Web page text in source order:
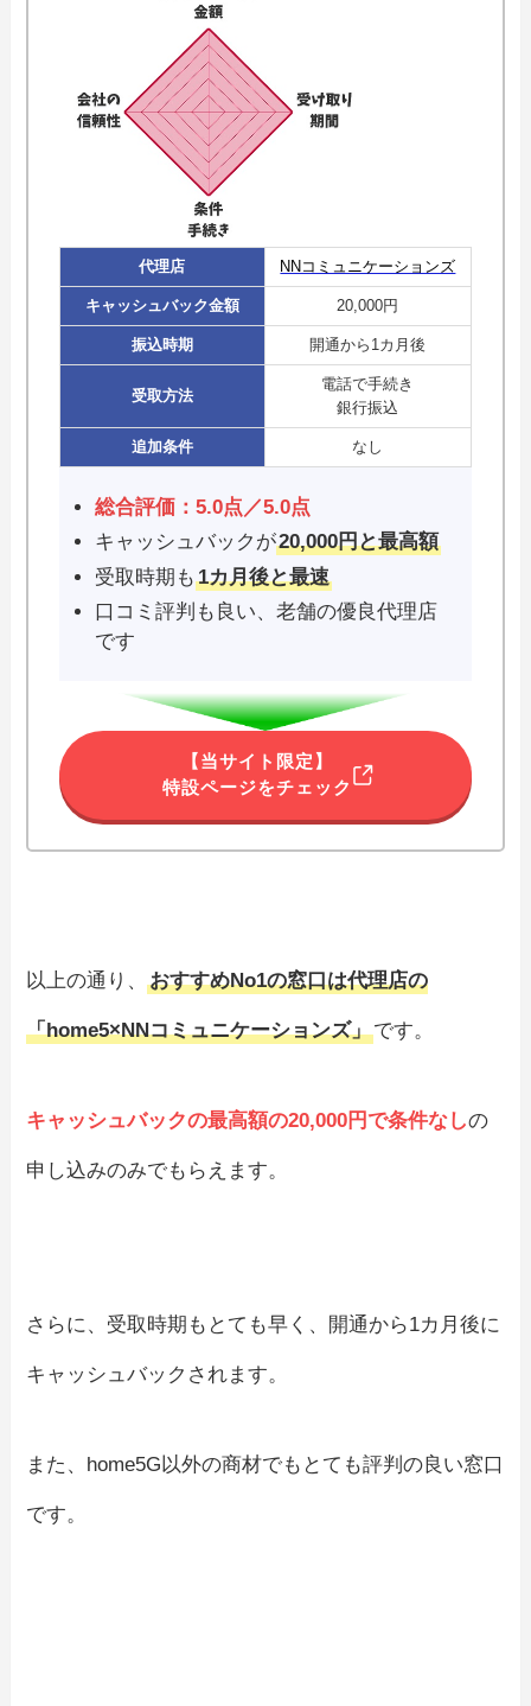
代理店 NNコミュニケーションズ
キャッシュバック金額 20,000円
振込時期 開通から1カ月後
受取方法
電話で手続き
銀行振込
追加条件 なし
総合評価：5.0点／5.0点
キャッシュバックが20,000円と最高額
受取時期も1カ月後と最速
口コミ評判も良い、老舗の優良代理店
です
【当サイト限定】
特設ページをチェック
以上の通り、おすすめNo1の窓口は代理店の
「home5×NNコミュニケーションズ」です。
キャッシュバックの最高額の20,000円で条件なしの
申し込みのみでもらえます。
さらに、受取時期もとても早く、開通から1カ月後に
キャッシュバックされます。
また、home5G以外の商材でもとても評判の良い窓口
です。